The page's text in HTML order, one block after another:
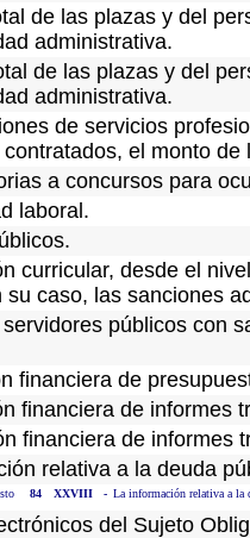
de las plazas y del
administrativa.
de las plazas y del
administrativa.
de servicios
el monto
a concursos para
laboral.
curricular, desde el
caso, las sanciones
públicos con
financiera de
financiera de informes
financiera de informes
relativa a la deuda
84 XXVIII - La información relativa a la
del Sujeto